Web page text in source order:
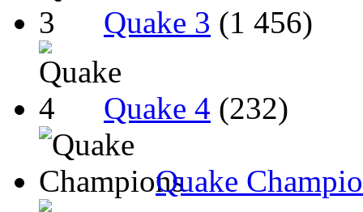
Quake 3 (1 456)
Quake 4 (232)
Quake